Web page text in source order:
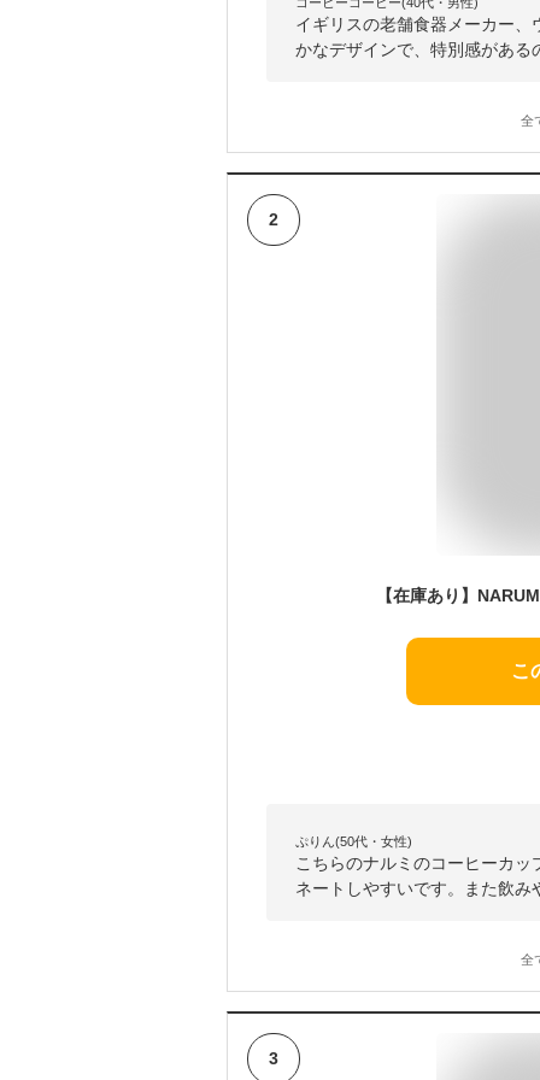
イギリスの老舗食器メーカー
かなデザインで、特別感がある
全
2
こ
ぷりん(50代・女性)
こちらのナルミのコーヒーカ
ネートしやすいです。また飲
全
3